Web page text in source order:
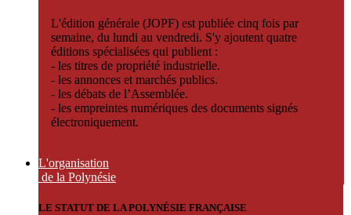
L'édition générale (JOPF) est publiée cinq fois par
semaine, du lundi au vendredi. S'y ajoutent quatre
éditions spécialisées qui publient :
- les titres de propriété industrielle.
- les annonces et marchés publics.
- les débats de l’Assemblée.
- les empreintes numériques des documents signés
électroniquement.
L'organisation
de la Polynésie
LE STATUT DE LA POLYNÉSIE FRANÇAISE